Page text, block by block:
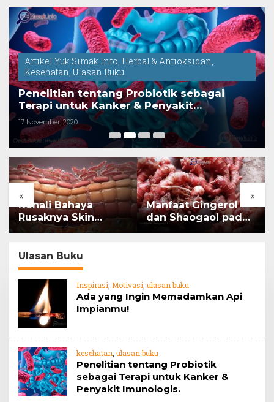
Artikel Yuk Simak Info, Herbal & Antioksidan,
Kesehatan, Ulasan Buku
Penelitian tentang Probiotik sebagai
Terapi untuk Kanker & Penyakit
Imunologis.
17 November, 2020
« »
Kenali Bahaya
Rusaknya Skin
Barrier
Manfaat Gingerol
dan Shaogaol pada
Ulasan Buku
Inspirasi Motivasi ulasan buku
Ada yang Ingin Memadamkan Api
Impianmu!
kesehatan ulasan buku
Penelitian tentang Probiotik
sebagai Terapi untuk Kanker &
Penyakit Imunologis.